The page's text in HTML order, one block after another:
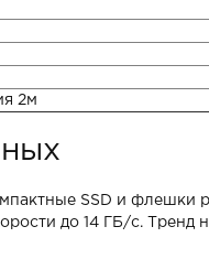
2м
SSD и флешки
до 14 ГБ/с. Тренд